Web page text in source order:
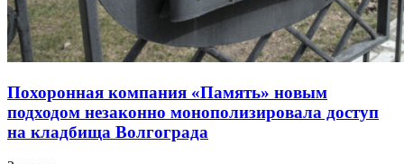
Похоронная компания «Память» новым
подходом незаконно монополизировала доступ
на кладбища Волгограда